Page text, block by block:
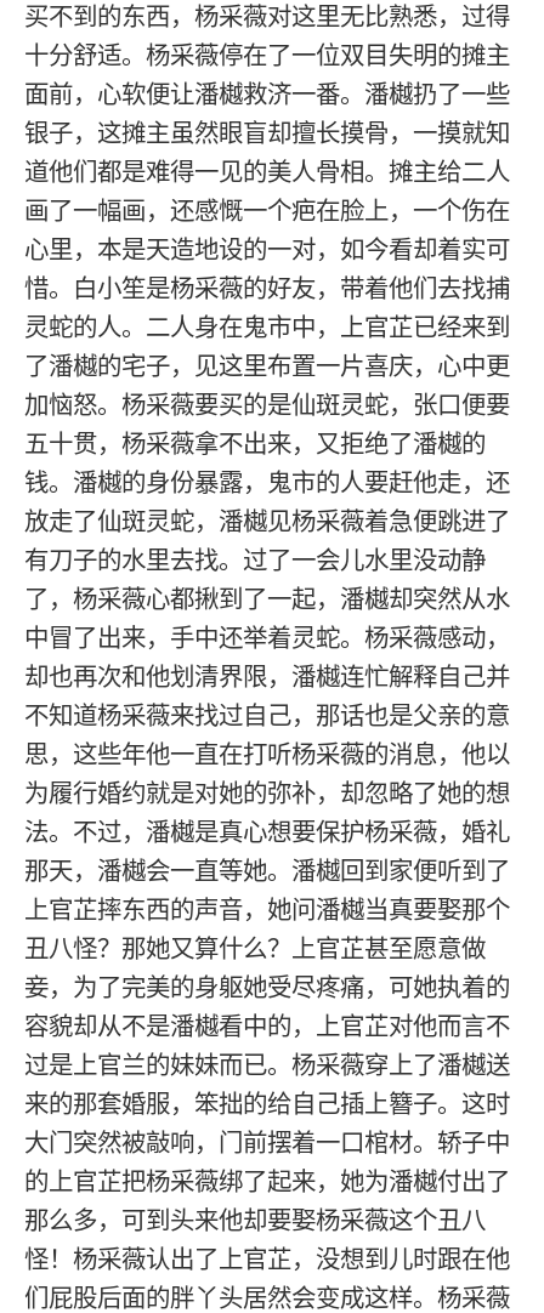
买不到的东西，杨采薇对这里无比熟悉，过得
十分舒适。杨采薇停在了一位双目失明的摊主
面前，心软便让潘樾救济一番。潘樾扔了一些
银子，这摊主虽然眼盲却擅长摸骨，一摸就知
道他们都是难得一见的美人骨相。摊主给二人
画了一幅画，还感慨一个疤在脸上，一个伤在
心里，本是天造地设的一对，如今看却着实可
惜。白小笙是杨采薇的好友，带着他们去找捕
灵蛇的人。二人身在鬼市中，上官芷已经来到
了潘樾的宅子，见这里布置一片喜庆，心中更
加恼怒。杨采薇要买的是仙斑灵蛇，张口便要
五十贯，杨采薇拿不出来，又拒绝了潘樾的
钱。潘樾的身份暴露，鬼市的人要赶他走，还
放走了仙斑灵蛇，潘樾见杨采薇着急便跳进了
有刀子的水里去找。过了一会儿水里没动静
了，杨采薇心都揪到了一起，潘樾却突然从水
中冒了出来，手中还举着灵蛇。杨采薇感动，
却也再次和他划清界限，潘樾连忙解释自己并
不知道杨采薇来找过自己，那话也是父亲的意
思，这些年他一直在打听杨采薇的消息，他以
为履行婚约就是对她的弥补，却忽略了她的想
法。不过，潘樾是真心想要保护杨采薇，婚礼
那天，潘樾会一直等她。潘樾回到家便听到了
上官芷摔东西的声音，她问潘樾当真要娶那个
丑八怪？那她又算什么？上官芷甚至愿意做
妾，为了完美的身躯她受尽疼痛，可她执着的
容貌却从不是潘樾看中的，上官芷对他而言不
过是上官兰的妹妹而已。杨采薇穿上了潘樾送
来的那套婚服，笨拙的给自己插上簪子。这时
大门突然被敲响，门前摆着一口棺材。轿子中
的上官芷把杨采薇绑了起来，她为潘樾付出了
那么多，可到头来他却要娶杨采薇这个丑八
怪！杨采薇认出了上官芷，没想到儿时跟在他
们屁股后面的胖丫头居然会变成这样。杨采薇